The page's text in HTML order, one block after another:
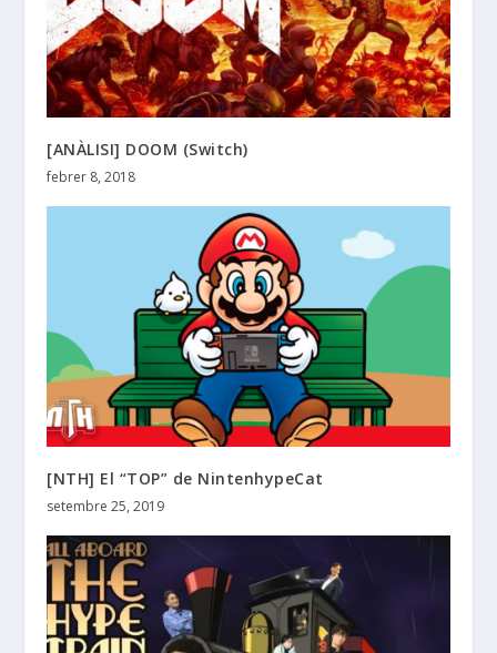
[ANÀLISI] DOOM (Switch)
febrer 8, 2018
[NTH] El “TOP” de NintenhypeCat
setembre 25, 2019